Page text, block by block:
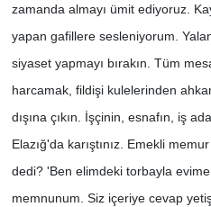
zamanda almayı ümit ediyoruz.
yapan gafillere sesleniyorum.
siyaset yapmayı bırakın. Tüm
harcamak, fildişi kulelerinden
dışına çıkın. İşçinin, esnafın, iş
Elazığ'da karıştınız. Emekli
dedi? 'Ben elimdeki torbayla
memnunum. Siz içeriye cevap